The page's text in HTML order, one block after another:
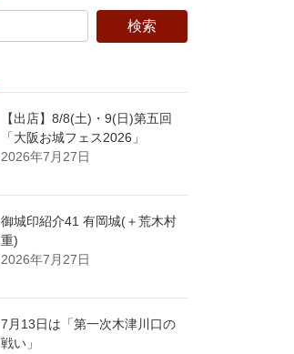
【出店】8/8(土)・9(日)第五回
「大阪お城フェス2026」
2026年7月27日
御城印紹介41 有岡城(＋荒木村
重)
2026年7月27日
7月13日は「第一次木津川口の
戦い」